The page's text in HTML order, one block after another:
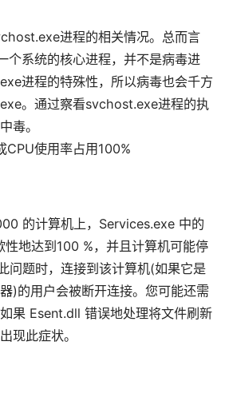
进程的相关情况。总而言
个系统的核心进程，并不是病毒进
进程的特殊性，所以病毒也会千方
。通过察看svchost.exe进程的执
毒。
CPU使用率占用100%
的计算机上，Services.exe 中的
性地达到100 %，并且计算机可能停
问题时，连接到该计算机(如果它是
)的用户会被断开连接。您可能还需
果 Esent.dll 错误地处理将文件刷新
现此症状。